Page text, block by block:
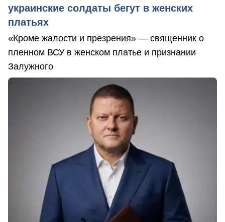
украинские солдаты бегут в женских
платьях
«Кроме жалости и презрения» — священник о
пленном ВСУ в женском платье и признании
Залужного